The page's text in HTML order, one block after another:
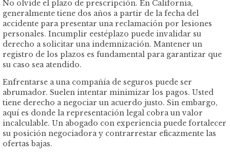
No olvide el plazo de prescripción. En California,
generalmente tiene dos años a partir de la fecha del
accidente para presentar una reclamación por lesiones
personales. Incumplir eestéplazo puede invalidar su
derecho a solicitar una indemnización. Mantener un
registro de los plazos es fundamental para garantizar que
su caso sea atendido.
Enfrentarse a una compañía de seguros puede ser
abrumador. Suelen intentar minimizar los pagos. Usted
tiene derecho a negociar un acuerdo justo. Sin embargo,
aquí es donde la representación legal cobra un valor
incalculable. Un abogado con experiencia puede fortalecer
su posición negociadora y contrarrestar eficazmente las
ofertas bajas.